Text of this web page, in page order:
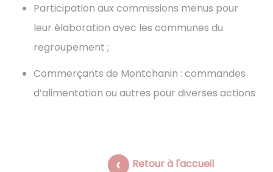
Participation aux commissions menus pour
leur élaboration avec les communes du
regroupement ;
Commerçants de Montchanin : commandes
d’alimentation ou autres pour diverses actions
Retour à l'accueil